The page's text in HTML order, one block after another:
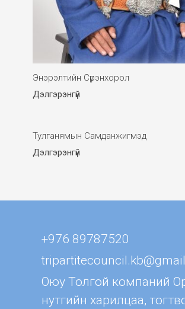
Энэрэлтийн Сүрэнхорол
Дэлгэрэнгүй
Тулганямын Самданжигмэд
Дэлгэрэнгүй
+976 89787520
Оюу Толгой компаний
нутгийн харилцаа,